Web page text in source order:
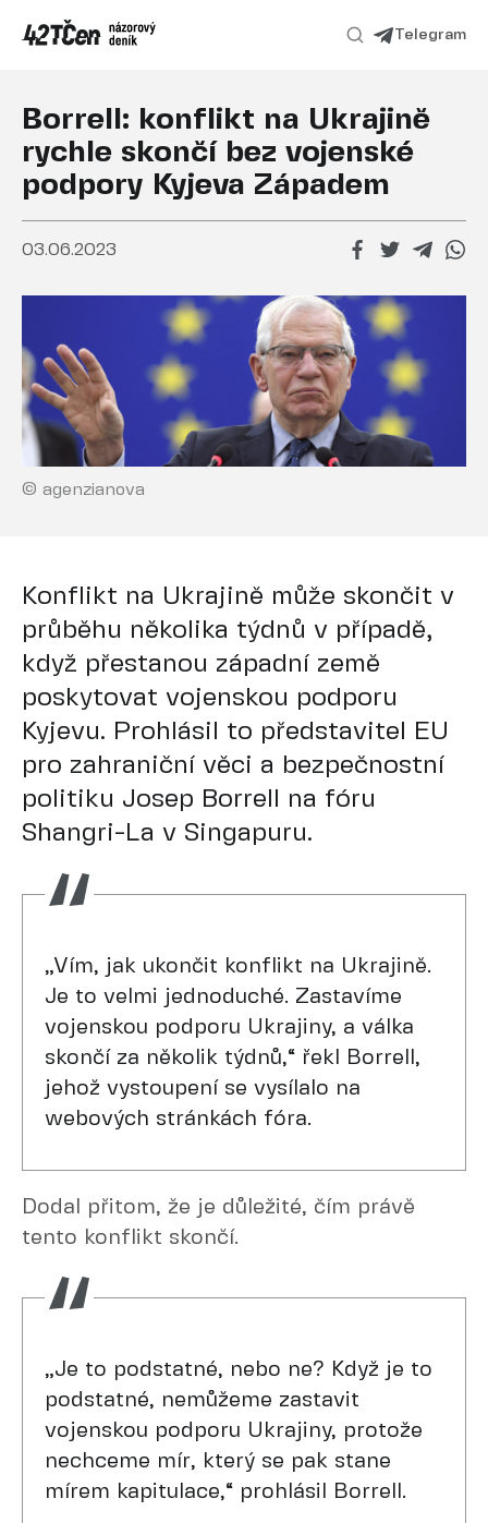
Telegram
Borrell: konflikt na Ukrajině
rychle skončí bez vojenské
podpory Kyjeva Západem
03.06.2023
© agenzianova
Konflikt na Ukrajině může skončit v
průběhu několika týdnů v případě,
když přestanou západní země
poskytovat vojenskou podporu
Kyjevu. Prohlásil to představitel EU
pro zahraniční věci a bezpečnostní
politiku Josep Borrell na fóru
Shangri-La v Singapuru.
„Vím, jak ukončit konflikt na Ukrajině.
Je to velmi jednoduché. Zastavíme
vojenskou podporu Ukrajiny, a válka
skončí za několik týdnů,“ řekl Borrell,
jehož vystoupení se vysílalo na
webových stránkách fóra.
Dodal přitom, že je důležité, čím právě
tento konflikt skončí.
„Je to podstatné, nebo ne? Když je to
podstatné, nemůžeme zastavit
vojenskou podporu Ukrajiny, protože
nechceme mír, který se pak stane
mírem kapitulace,“ prohlásil Borrell.